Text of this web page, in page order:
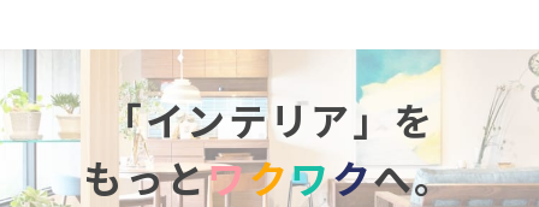
「インテリア」を
もっとワクワクへ。